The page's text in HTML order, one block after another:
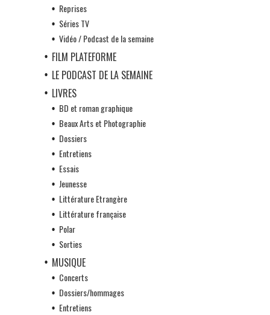
Reprises
Séries TV
Vidéo / Podcast de la semaine
FILM PLATEFORME
LE PODCAST DE LA SEMAINE
LIVRES
BD et roman graphique
Beaux Arts et Photographie
Dossiers
Entretiens
Essais
Jeunesse
Littérature Etrangère
Littérature française
Polar
Sorties
MUSIQUE
Concerts
Dossiers/hommages
Entretiens